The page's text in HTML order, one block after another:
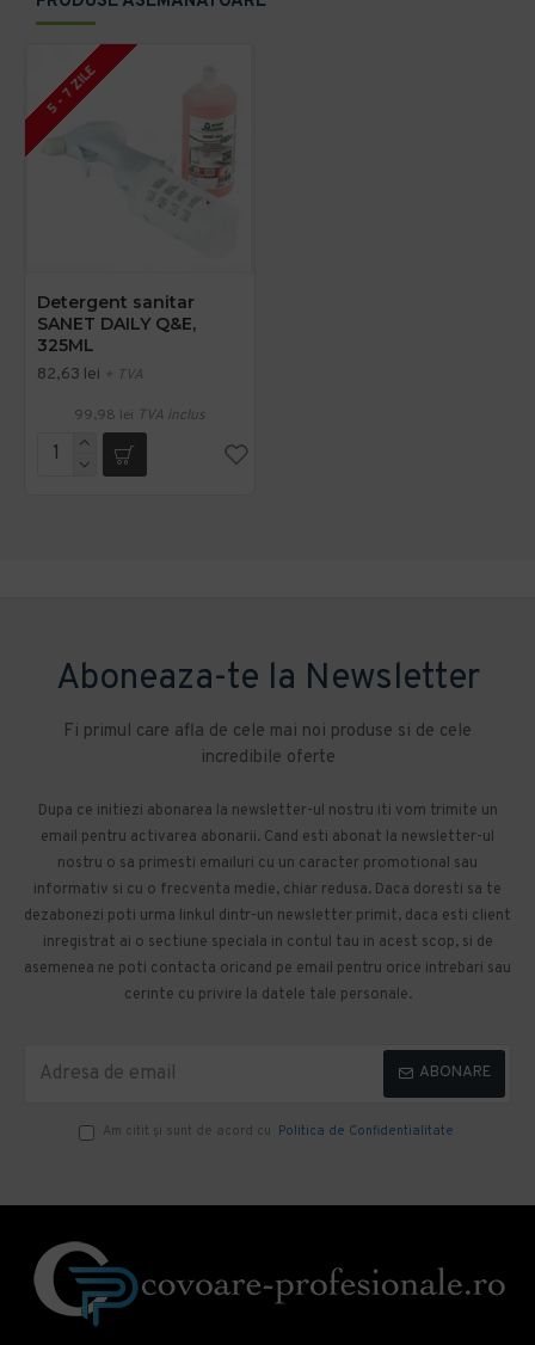
5 - 7 ZILE
Detergent sanitar
SANET DAILY Q&E,
325ML
82,63 lei + TVA
99,98 lei TVA inclus
Aboneaza-te la Newsletter
Fi primul care afla de cele mai noi produse si de cele
incredibile oferte
Dupa ce initiezi abonarea la newsletter-ul nostru iti vom trimite un
email pentru activarea abonarii. Cand esti abonat la newsletter-ul
nostru o sa primesti emailuri cu un caracter promotional sau
informativ si cu o frecventa medie, chiar redusa. Daca doresti sa te
dezabonezi poti urma linkul dintr-un newsletter primit, daca esti client
inregistrat ai o sectiune speciala in contul tau in acest scop, si de
asemenea ne poti contacta oricand pe email pentru orice intrebari sau
cerinte cu privire la datele tale personale.
ABONARE
Am citit şi sunt de acord cu Politica de Confidentialitate